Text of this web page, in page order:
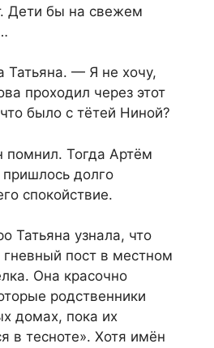
Дети бы на свежем
— Я не хочу,
проходил через этот
было с тётей Ниной?
помнил. Тогда Артём
пришлось долго
спокойствие.
Татьяна узнала, что
гневный пост в местном
Она красочно
родственники
домах, пока их
в тесноте». Хотя имён